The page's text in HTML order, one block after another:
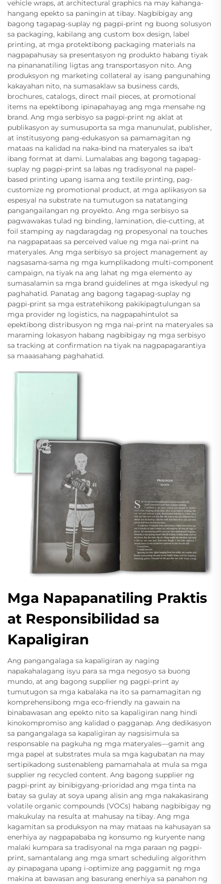
vehicle wraps, at architectural graphics na may kahanga-
hangang epekto sa paningin at tibay. Nagbibigay ang
bagong tagapag-suplay ng pagpi-print ng buong solusyon
sa packaging, kabilang ang custom box design, label
printing, at mga protektibong packaging materials na
nagpapahusay sa presentasyon ng produkto habang tiyak
na pinananatiling ligtas ang transportasyon nito. Ang
produksyon ng marketing collateral ay isang pangunahing
kakayahan nito, na sumasaklaw sa business cards,
brochures, catalogs, direct mail pieces, at promotional
items na epektibong ipinapahayag ang mga mensahe ng
brand. Ang mga serbisyo sa pagpi-print ng aklat at
publikasyon ay sumusuporta sa mga manunulat, publisher,
at institusyong pang-edukasyon sa pamamagitan ng
mataas na kalidad na naka-bind na materyales sa iba't
ibang format at dami. Lumalabas ang bagong tagapag-
suplay ng pagpi-print sa labas ng tradisyonal na papel-
based printing upang isama ang textile printing, pag-
customize ng promotional product, at mga aplikasyon sa
espesyal na substrate na tumutugon sa natatanging
pangangailangan ng proyekto. Ang mga serbisyo sa
pagwawakas tulad ng binding, lamination, die-cutting, at
foil stamping ay nagdaragdag ng propesyonal na touches
na nagpapataas sa perceived value ng mga nai-print na
materyales. Ang mga serbisyo sa project management ay
nagsasama-sama ng mga kumplikadong multi-component
campaign, na tiyak na ang lahat ng mga elemento ay
sumasalamin sa mga brand guidelines at mga iskedyul ng
paghahatid. Panatag ang bagong tagapag-suplay ng
pagpi-print sa mga estratehikong pakikipagtulungan sa
mga provider ng logistics, na nagpapahintulot sa
epektibong distribusyon ng mga nai-print na materyales sa
maraming lokasyon habang nagbibigay ng mga serbisyo
sa tracking at confirmation na tiyak na nagpapagarantiya
sa maaasahang paghahatid.
Mga Napapanatiling Praktis
at Responsibilidad sa
Kapaligiran
Ang pangangalaga sa kapaligiran ay naging
napakahalagang isyu para sa mga negosyo sa buong
mundo, at ang bagong supplier ng pagpi-print ay
tumutugon sa mga kabalaka na ito sa pamamagitan ng
komprehensibong mga eco-friendly na gawain na
binabawasan ang epekto nito sa kapaligiran nang hindi
kinokompromiso ang kalidad o pagganap. Ang dedikasyon
sa pangangalaga sa kapaligiran ay nagsisimula sa
responsable na pagkuha ng mga materyales—gamit ang
mga papel at substrates mula sa mga kagubatan na may
sertipikadong sustenableng pamamahala at mula sa mga
supplier ng recycled content. Ang bagong supplier ng
pagpi-print ay binibigyang-prioridad ang mga tinta na
batay sa gulay at soya upang alisin ang mga nakakasirang
volatile organic compounds (VOCs) habang nagbibigay ng
makukulay na resulta at mahusay na tibay. Ang mga
kagamitan sa produksyon na may mataas na kahusayan sa
enerhiya ay nagpapababa ng konsumo ng kuryente nang
malaki kumpara sa tradisyonal na mga paraan ng pagpi-
print, samantalang ang mga smart scheduling algorithm
ay pinapagana upang i-optimize ang paggamit ng mga
makina at bawasan ang basurang enerhiya sa panahon ng